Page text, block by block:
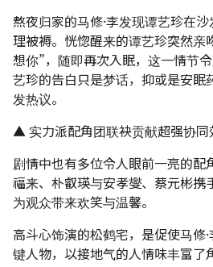
熬夜归家的马修·李发现谭艺珍在
理被褥。恍惚醒来的谭艺珍突然亲
想你”，随即再次入眠，这一情节
艺珍的告白只是梦话，抑或是安眠
发热议。
▲ 实力派配角团联袂贡献超强协同
剧情中也有多位令人眼前一亮的配
福来、朴叡瑛与安孝燮、蔡元彬携
为观众带来欢笑与温馨。
高斗心饰演的松鹤宅，是促使马修
键人物，以接地气的人情味丰富了